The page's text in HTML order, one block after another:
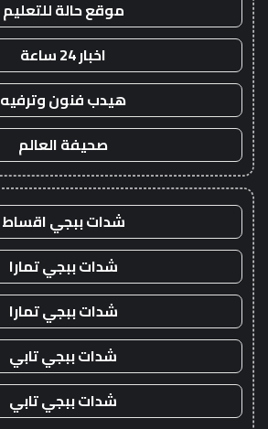
موقع حالة للتعليم
اخبار 24 ساعة
هيدب فنون وترفيه
صحيفة العالم
شدات ببجي اقساط
شدات ببجي تمارا
شدات ببجي تمارا
شدات ببجي تابي
شدات ببجي تابي